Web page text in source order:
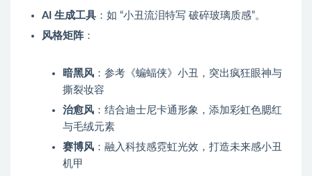
AI 生成工具 ：如 “小丑流泪特写 破碎玻璃质感”。
风格矩阵：
暗黑风 ：参考《蝙蝠侠》小丑，突出疯狂眼神与
撕裂妆容
治愈风 ：结合迪士尼卡通形象，添加彩虹色腮红
与毛绒元素
赛博风 ：融入科技感霓虹光效，打造未来感小丑
机甲